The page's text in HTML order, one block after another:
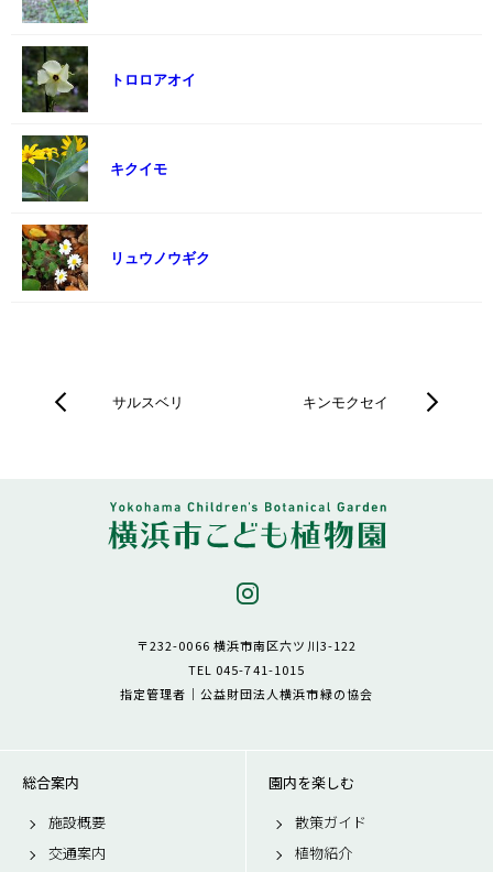
トロロアオイ
キクイモ
リュウノウギク
サルスベリ キンモクセイ
〒232-0066 横浜市南区六ツ川3-122
TEL 045-741-1015
指定管理者｜公益財団法人横浜市緑の協会
総合案内
施設概要
交通案内
園内を楽しむ
散策ガイド
植物紹介